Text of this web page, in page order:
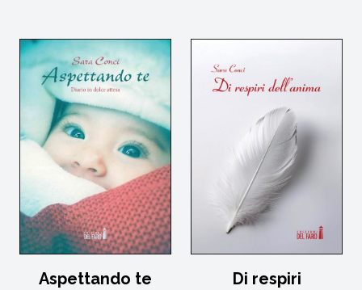
Aspettando te
Di respiri